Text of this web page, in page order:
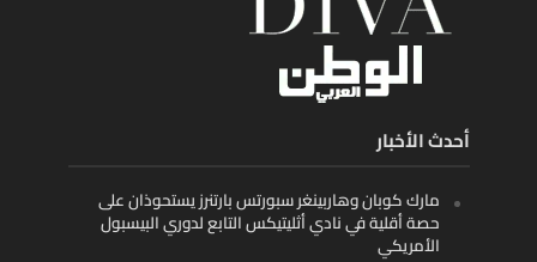
أحدث الأخبار
مارك كوبان وهاربينغر سبورتس بارتنرز يستحوذان على
حصة أقلية في نادي أثليتيكس التابع لدوري البيسبول
الأمريكي